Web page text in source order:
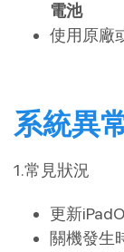
電池
使用原廠
系統異
1.常見狀況
更新
關機發生